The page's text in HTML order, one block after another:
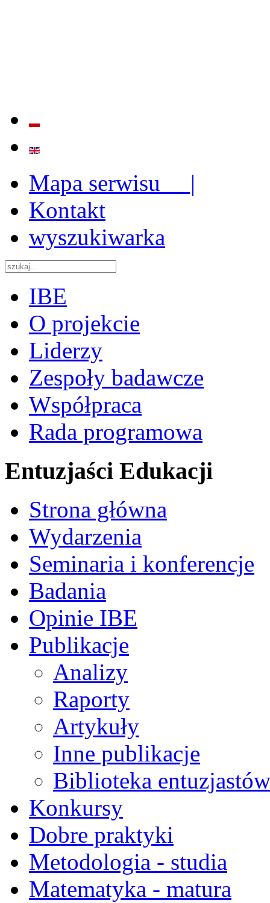
Mapa serwisu |
Kontakt
wyszukiwarka
IBE
O projekcie
Liderzy
Zespoły badawcze
Współpraca
Rada programowa
Entuzjaści Edukacji
Strona główna
Wydarzenia
Seminaria i konferencje
Badania
Opinie IBE
Publikacje
Analizy
Raporty
Artykuły
Inne publikacje
Biblioteka
Konkursy
Dobre praktyki
Metodologia - studia
Matematyka - matura